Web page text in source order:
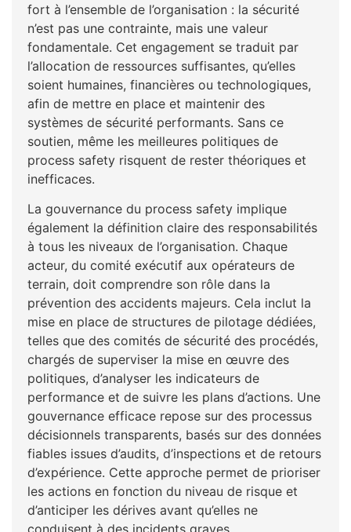
fort à l’ensemble de l’organisation : la sécurité
n’est pas une contrainte, mais une valeur
fondamentale. Cet engagement se traduit par
l’allocation de ressources suffisantes, qu’elles
soient humaines, financières ou technologiques,
afin de mettre en place et maintenir des
systèmes de sécurité performants. Sans ce
soutien, même les meilleures politiques de
process safety risquent de rester théoriques et
inefficaces.
La gouvernance du process safety implique
également la définition claire des responsabilités
à tous les niveaux de l’organisation. Chaque
acteur, du comité exécutif aux opérateurs de
terrain, doit comprendre son rôle dans la
prévention des accidents majeurs. Cela inclut la
mise en place de structures de pilotage dédiées,
telles que des comités de sécurité des procédés,
chargés de superviser la mise en œuvre des
politiques, d’analyser les indicateurs de
performance et de suivre les plans d’actions. Une
gouvernance efficace repose sur des processus
décisionnels transparents, basés sur des données
fiables issues d’audits, d’inspections et de retours
d’expérience. Cette approche permet de prioriser
les actions en fonction du niveau de risque et
d’anticiper les dérives avant qu’elles ne